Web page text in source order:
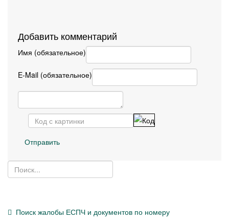
Добавить комментарий
Имя (обязательное)
E-Mail (обязательное)
Отправить
Поиск жалобы ЕСПЧ и документов по номеру